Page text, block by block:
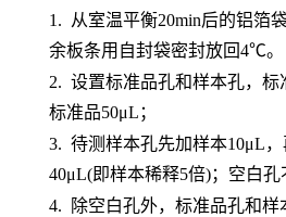
1.
从室温平衡20min后的铝箔
余板条用自封袋密封放回4℃。
2. 设置标准品孔和样本孔，标
标准品50μL；
3. 待测样本孔先加样本10μL
40μL(即样本稀释5倍)； 空白孔
4.
除空白孔外， 标准品孔和样